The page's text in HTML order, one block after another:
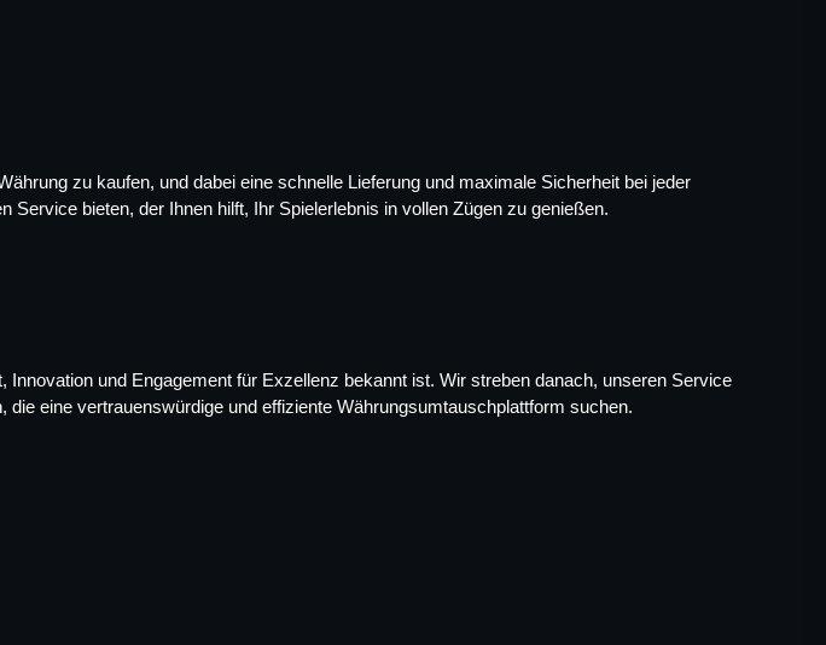
zu kaufen, und dabei eine schnelle Lieferung und maximale Sicherheit bei jeder
bieten, der Ihnen hilft, Ihr Spielerlebnis in vollen Zügen zu genießen.
und Engagement für Exzellenz bekannt ist. Wir streben danach, unseren Service
eine vertrauenswürdige und effiziente Währungsumtauschplattform suchen.